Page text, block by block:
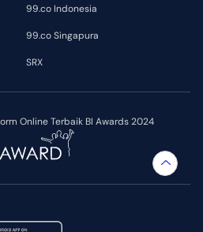
Online Terbaik BI Awards 2024
99.co Indonesia
99.co Singapura
SRX